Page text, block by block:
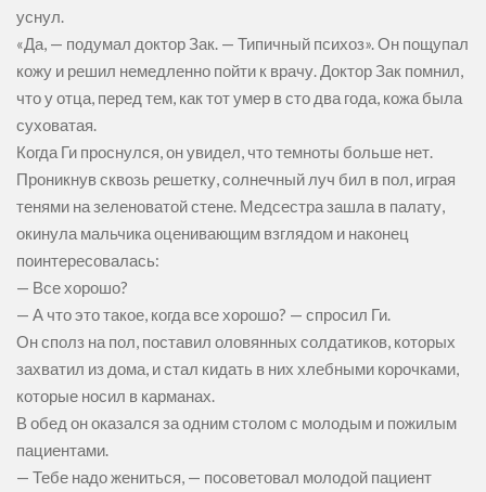
уснул.
«Да, — подумал доктор Зак. — Типичный психоз». Он пощупал
кожу и решил немедленно пойти к врачу. Доктор Зак помнил,
что у отца, перед тем, как тот умер в сто два года, кожа была
суховатая.
Когда Ги проснулся, он увидел, что темноты больше нет.
Проникнув сквозь решетку, солнечный луч бил в пол, играя
тенями на зеленоватой стене. Медсестра зашла в палату,
окинула мальчика оценивающим взглядом и наконец
поинтересовалась:
— Все хорошо?
— А что это такое, когда все хорошо? — спросил Ги.
Он сполз на пол, поставил оловянных солдатиков, которых
захватил из дома, и стал кидать в них хлебными корочками,
которые носил в карманах.
В обед он оказался за одним столом с молодым и пожилым
пациентами.
— Тебе надо жениться, — посоветовал молодой пациент